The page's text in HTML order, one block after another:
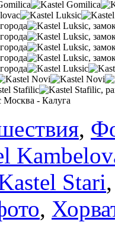
,
Stari
,